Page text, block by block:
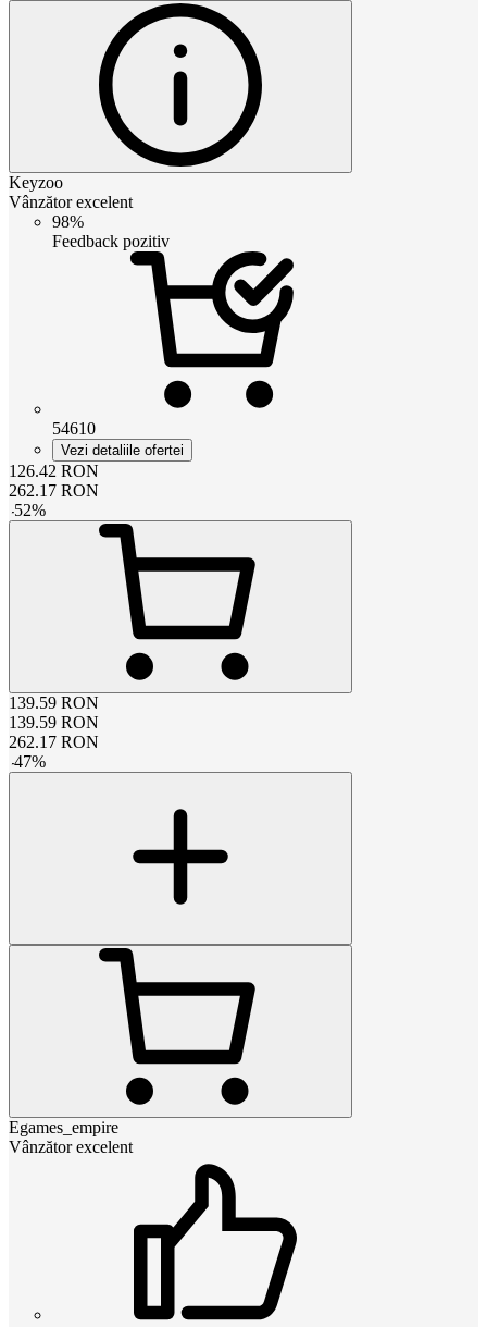
Keyzoo
Vânzător excelent
98%
Feedback pozitiv
54610
Vezi detaliile ofertei
126.42 RON
262.17 RON
-52%
139.59 RON
139.59 RON
262.17 RON
-47%
Egames_empire
Vânzător excelent